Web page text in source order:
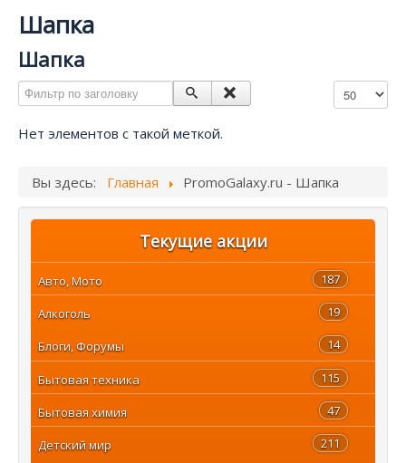
Форум
Шапка
Шапка
Фильтр по заголовку Кол-во
Нет элементов с такой меткой.
Вы здесь: Главная PromoGalaxy.ru - Шапка
Текущие акции
187
Авто, Мото
19
Алкоголь
14
Блоги, Форумы
115
Бытовая техника
47
Бытовая химия
211
Детский мир